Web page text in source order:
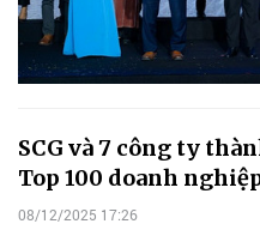
SCG và 7 công ty
Top 100 doanh
08/12/2025 17:26